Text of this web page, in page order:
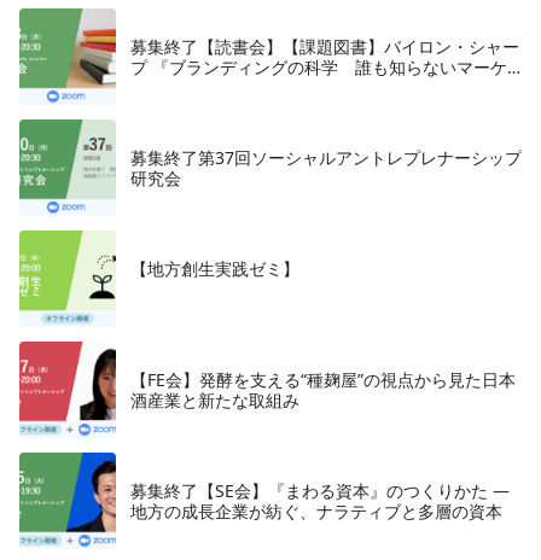
募集終了【読書会】【課題図書】バイロン・シャー
プ 『ブランディングの科学 誰も知らないマーケ
募集終了第37回ソーシャルアントレプレナーシップ
研究会
【地方創生実践ゼミ】
【FE会】発酵を支える“種麹屋”の視点から見た日本
酒産業と新たな取組み
募集終了【SE会】『まわる資本』のつくりかた —
地方の成長企業が紡ぐ、ナラティブと多層の資本